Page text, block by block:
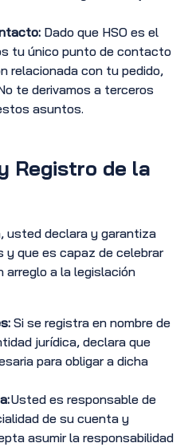
Dado que HSO es el
tu único punto de contacto
relacionada con tu pedido,
te derivamos a terceros
asuntos.
Registro de la
usted declara y garantiza
y que es capaz de celebrar
a la legislación
Si se registra en nombre de
jurídica, declara que
para obligar a dicha
Usted es responsable de
de su cuenta y
asumir la responsabilidad